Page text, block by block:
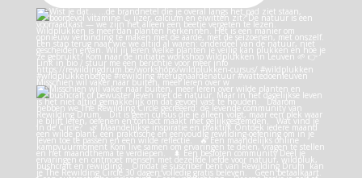
Misschien wil vaker naar buiten, meer leren over w